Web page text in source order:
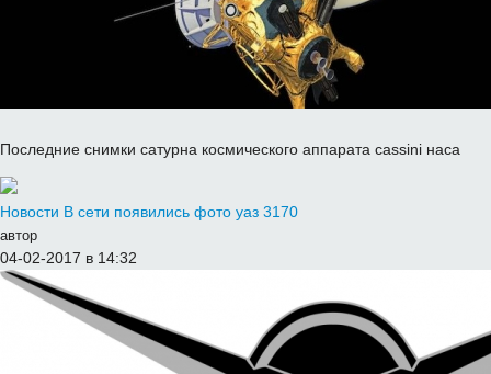
Последние снимки сатурна космического аппарата cassini наса
Новости В сети появились фото уаз 3170
автор
04-02-2017 в 14:32